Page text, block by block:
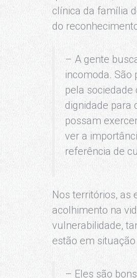
clínica da família
do
– A gente
incomoda. São
pela sociedade
dignidade para
possam
ver a
referência de
Nos territórios, as
acolhimento na
vulnerabilidade,
estão em
– Eles são